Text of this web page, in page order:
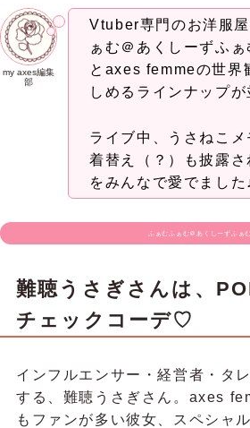
my axes編集
部
Vtuber専門のお洋服
ぁむ＠あくしーずふ
とaxes femmeの世界
しめるラインナップが
ライブ中、うさねこ
着替え（？）も披露さ
をみんなで愛でました
ふぁむふぁむ＠あくしーずふぁむ
難聴うさぎさんは、
チェックコーデ♡
インフルエンサー・経営者・タ
する、難聴うさぎさん。axes
もファンが多い彼女、スペシャ